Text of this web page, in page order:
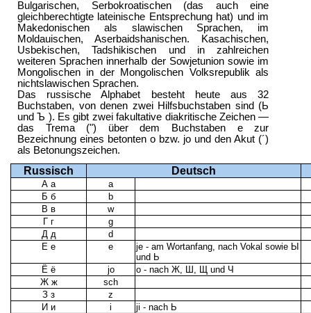
Bulgarischen, Serbokroatischen (das auch eine
gleichberechtigte lateinische Entsprechung hat) und im
Makedonischen als slawischen Sprachen, im
Moldauischen, Aserbaidshanischen. Kasachischen,
Usbekischen, Tadshikischen und in zahlreichen
weiteren Sprachen innerhalb der Sowjetunion sowie im
Mongolischen in der Mongolischen Volksrepublik als
nichtslawischen Sprachen.
Das russische Alphabet besteht heute aus 32
Buchstaben, von denen zwei Hilfsbuchstaben sind (Ь
und Ъ ). Es gibt zwei fakultative diakritische Zeichen —
das Trema (") über dem Buchstaben e zur
Bezeichnung eines betonten o bzw. jo und den Akut (´)
als Betonungszeichen.
Russisch Deutsch
А а
a
Б б
b
В в
w
Г г
g
Д д
d
Е е
e
je - am Wortanfang, nach Vokal sowie Ы
und Ь
Ё ё
jo
o - nach Ж, Ш, Щ und Ч
Ж ж
sch
З з
z
И и
i
ji - nach Ь